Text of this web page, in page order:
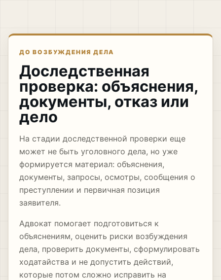
ДО ВОЗБУЖДЕНИЯ ДЕЛА
Доследственная
проверка: объяснения,
документы, отказ или
дело
На стадии доследственной проверки еще
может не быть уголовного дела, но уже
формируется материал: объяснения,
документы, запросы, осмотры, сообщения о
преступлении и первичная позиция
заявителя.
Адвокат помогает подготовиться к
объяснениям, оценить риски возбуждения
дела, проверить документы, сформулировать
ходатайства и не допустить действий,
которые потом сложно исправить на